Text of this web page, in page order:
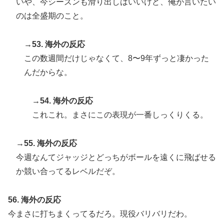
いや、今シーズンも滑り出しはいいけど、俺が言いたい
のは全盛期のこと。
→53. 海外の反応
この数週間だけじゃなくて、8〜9年ずっと凄かった
んだからな。
→54. 海外の反応
これこれ。まさにこの表現が一番しっくりくる。
→55. 海外の反応
今週なんてジャッジとどっちがボールを遠くに飛ばせる
か競い合ってるレベルだぞ。
56. 海外の反応
今まさに打ちまくってるだろ。現役バリバリだわ。